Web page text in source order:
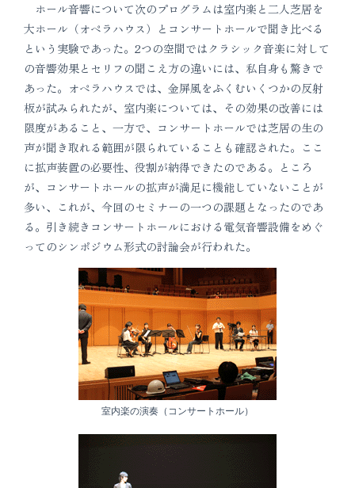
ホール音響について次のプログラムは室内楽と二人芝居を
大ホール（オペラハウス）とコンサートホールで聞き比べる
という実験であった。2つの空間ではクラシック音楽に対して
の音響効果とセリフの聞こえ方の違いには、私自身も驚きで
あった。オペラハウスでは、金屏風をふくむいくつかの反射
板が試みられたが、室内楽については、その効果の改善には
限度があること、一方で、コンサートホールでは芝居の生の
声が聞き取れる範囲が限られていることも確認された。ここ
に拡声装置の必要性、役割が納得できたのである。ところ
が、コンサートホールの拡声が満足に機能していないことが
多い、これが、今回のセミナーの一つの課題となったのであ
る。引き続きコンサートホールにおける電気音響設備をめぐ
ってのシンポジウム形式の討論会が行われた。
室内楽の演奏（コンサートホール）